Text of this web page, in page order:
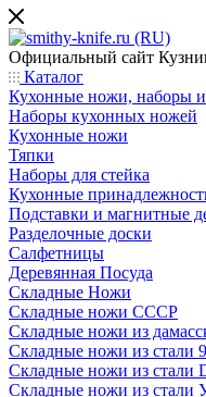
Официальный сайт
Каталог
Кухонные ножи, наборы
Наборы кухонных ножей
Кухонные ножи
Тяпки
Наборы для стейка
Кухонные
Подставки и магнитные
Разделочные доски
Салфетницы
Деревянная Посуда
Складные Ножи
Cкладные ножи СССР
Складные ножи из
Складные ножи из стали
Складные ножи из стали
Складные ножи из стали